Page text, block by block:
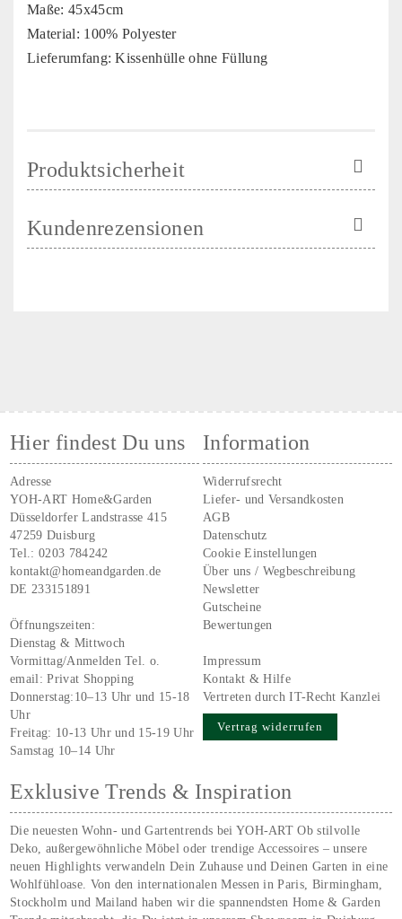
Maße: 45x45cm
Material: 100% Polyester
Lieferumfang: Kissenhülle ohne Füllung
Produktsicherheit
Kundenrezensionen
Hier findest Du uns
Adresse
YOH-ART Home&Garden
Düsseldorfer Landstrasse 415
47259 Duisburg
Tel.:0203 784242
kontakt@homeandgarden.de
DE 233151891
Öffnungszeiten:
Dienstag & Mittwoch
Vormittag/Anmelden Tel. o.
email:Privat Shopping
Donnerstag:10–13 Uhr und 15-18
Uhr
Freitag: 10-13 Uhr und 15-19 Uhr
Samstag 10–14 Uhr
Information
Widerrufsrecht
Liefer- und Versandkosten
AGB
Datenschutz
Cookie Einstellungen
Über uns / Wegbeschreibung
Newsletter
Gutscheine
Bewertungen
Impressum
Kontakt & Hilfe
Vertreten durch IT-Recht Kanzlei
Vertrag widerrufen
Exklusive Trends & Inspiration
Die neuesten Wohn- und Gartentrends bei YOH‑ART Ob stilvolle
Deko, außergewöhnliche Möbel oder trendige Accessoires – unsere
neuen Highlights verwandeln Dein Zuhause und Deinen Garten in eine
Wohlfühloase. Von den internationalen Messen in Paris, Birmingham,
Stockholm und Mailand haben wir die spannendsten Home & Garden